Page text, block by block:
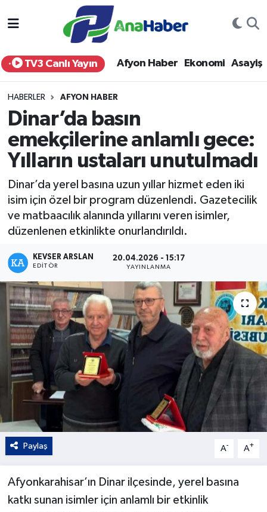
TV3 Canlı Yayın Afyon Haber Ekonomi Asayiş
HABERLER AFYON HABER
Dinar’da basın
emekçilerine anlamlı gece:
Yılların ustaları unutulmadı
Dinar’da yerel basına uzun yıllar hizmet eden iki
isim için özel bir program düzenlendi. Gazetecilik
ve matbaacılık alanında yıllarını veren isimler,
düzenlenen etkinlikte onurlandırıldı.
KEVSER ARSLAN
EDITÖR
20.04.2026 - 15:17
YAYINLANMA
Paylaş A- A+
Afyonkarahisar’ın Dinar ilçesinde, yerel basına
katkı sunan isimler için anlamlı bir etkinlik
Yurt Haber
Afyon Haber
Siyaset
Spor
Eğitim
Sağlık
Teknoloji
Kültür - Sanat
Yaşam
Afyonkarahisar Nöbetçi Eczaneler
Afyonkarahisar Hava Durumu
Afyonkarahisar Trafik Yoğunluk Haritası
Süper Lig Puan Durumu ve Fikstür
Tüm Manşetler
Son Dakika Haberleri
Haber Arşivi